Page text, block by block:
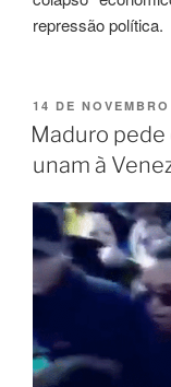
repressão política.
14 DE
Maduro pede
unam à